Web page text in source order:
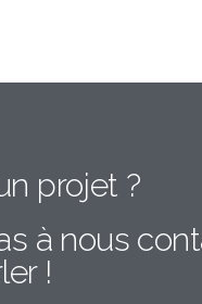
projet ?
à nous
!​